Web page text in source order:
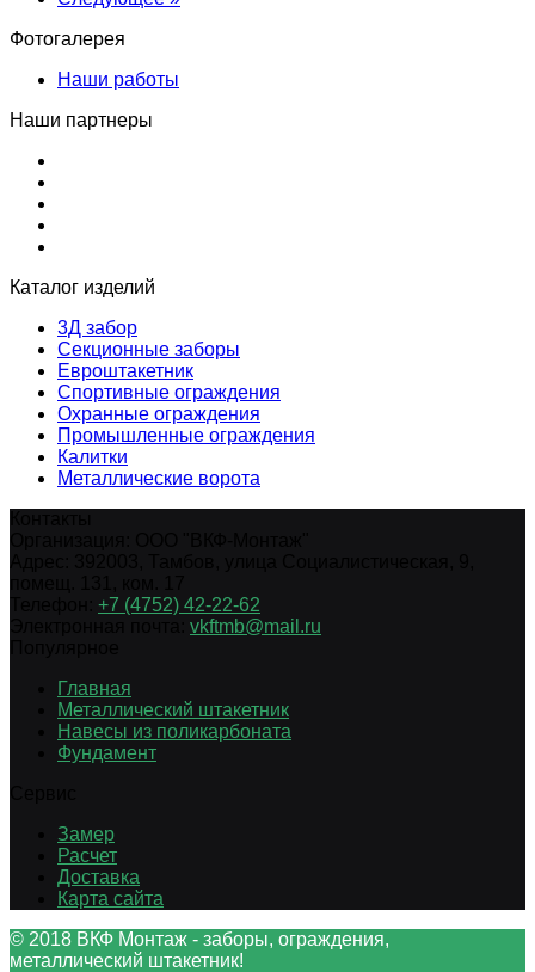
Фотогалерея
Наши работы
Наши партнеры
Каталог изделий
3Д забор
Секционные заборы
Евроштакетник
Спортивные ограждения
Охранные ограждения
Промышленные ограждения
Калитки
Металлические ворота
+7 (4752) 42-22-62
vkftmb@mail.ru
Главная
Металлический штакетник
Навесы из поликарбоната
Фундамент
Замер
Расчет
Доставка
Карта сайта
© 2018 ВКФ Монтаж - заборы, ограждения,
металлический штакетник!